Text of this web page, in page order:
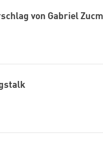
von Gabriel